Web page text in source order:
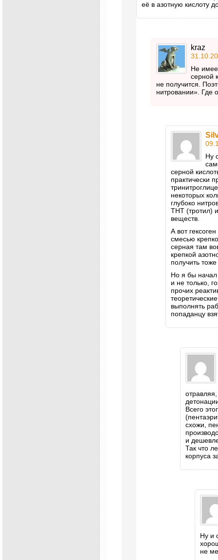
её в азотную кислоту
kraz
Не
серной
не получится.
нитровании». Где
Ну
серной
практически
некоторых
глубоко
ТНТ (тротил)
веществ.
А вот
смесью
серная там
крепкой
получить
Но я бы начал
и не только,
прочих
выполнять
попаданцу
Всего
схожи,
и
Так что
корпуса
Ну и
не